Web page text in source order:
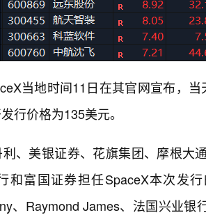
当地时间11日在其官网宣布，
行价格为135美元。
、美银证券、花旗集团、摩根大
和富国证券担任SpaceX本次发行
、Raymond James、法国兴业